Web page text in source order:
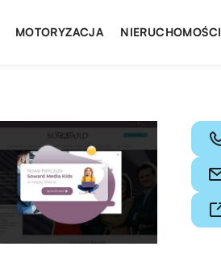
MOTORYZACJA NIERUCHOMOŚCI